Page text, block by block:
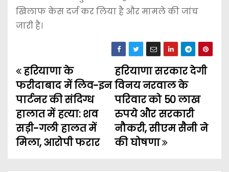
खिलाफ केस दर्ज कर लिया है और मामले की जांच
जारी है।
P
o
s
t
हरियाणा सरकार देगी
विनय नरवाल के
परिवार को 50 लाख
रुपये और सरकारी
नौकरी, सीएम सैनी ने
की घोषणा
हरियाणा के
फरीदाबाद में लिव-इन
पार्टनर की संदिग्ध
हालात में हत्या: शव
सड़ी-गली हालत में
मिला, आरोपी फरार